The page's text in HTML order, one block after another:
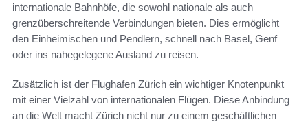
internationale Bahnhöfe, die sowohl nationale als auch
grenzüberschreitende Verbindungen bieten. Dies ermöglicht
den Einheimischen und Pendlern, schnell nach Basel, Genf
oder ins nahegelegene Ausland zu reisen.
Zusätzlich ist der Flughafen Zürich ein wichtiger Knotenpunkt
mit einer Vielzahl von internationalen Flügen. Diese Anbindung
an die Welt macht Zürich nicht nur zu einem geschäftlichen